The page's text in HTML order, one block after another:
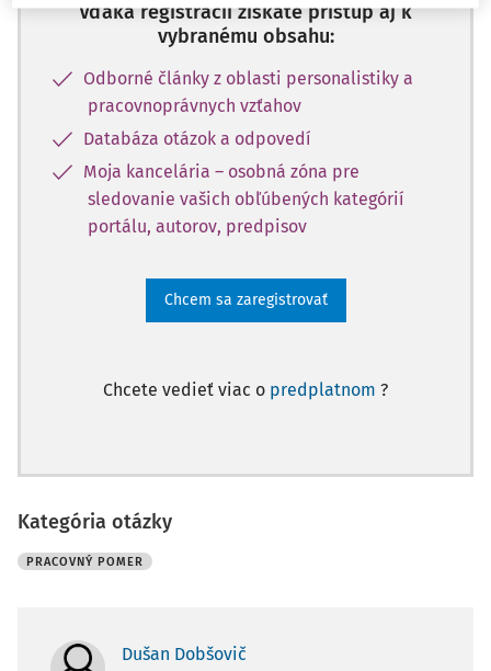
Vďaka registrácii získate prístup aj k
vybranému obsahu:
Odborné články z oblasti personalistiky a
pracovnoprávnych vzťahov
Databáza otázok a odpovedí
Moja kancelária – osobná zóna pre
sledovanie vašich obľúbených kategórií
portálu, autorov, predpisov
Chcem sa zaregistrovať
Chcete vedieť viac o predplatnom ?
Kategória otázky
PRACOVNÝ POMER
Dušan Dobšovič